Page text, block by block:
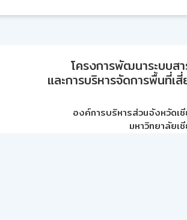
โครงการพัฒนาระบบส
และการบริหารจัดการพื้นที่เ
องค์การบริหารส่วนจังหวัดเ
มหาวิทยาลัยเ